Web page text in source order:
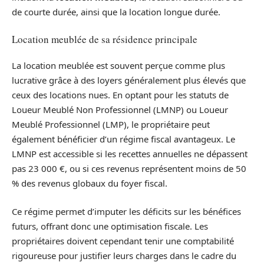
de courte durée, ainsi que la location longue durée.
Location meublée de sa résidence principale
La location meublée est souvent perçue comme plus
lucrative grâce à des loyers généralement plus élevés que
ceux des locations nues. En optant pour les statuts de
Loueur Meublé Non Professionnel (LMNP) ou Loueur
Meublé Professionnel (LMP), le propriétaire peut
également bénéficier d’un régime fiscal avantageux. Le
LMNP est accessible si les recettes annuelles ne dépassent
pas 23 000 €, ou si ces revenus représentent moins de 50
% des revenus globaux du foyer fiscal.
Ce régime permet d’imputer les déficits sur les bénéfices
futurs, offrant donc une optimisation fiscale. Les
propriétaires doivent cependant tenir une comptabilité
rigoureuse pour justifier leurs charges dans le cadre du